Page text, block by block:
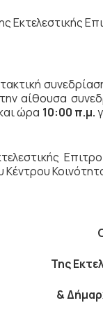
Εκτελεστικής
αίθουσα
ώρα 10:00 π.μ.
Κέντρου
Της
&